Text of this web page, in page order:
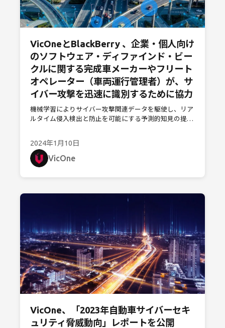
VicOneとBlackBerry 、企業・個人向け
のソフトウェア・ディファインド・ビー
クルに関する完成車メーカーやフリート
オペレーター（車両運行管理者）が、サ
イバー攻撃を迅速に識別するために協力
機械学習によりサイバー攻撃関連データを駆使し、リア
ルタイム侵入検出と防止を可能にする予測的知見の提供
2024年1月10日
VicOne
VicOne、「2023年自動車サイバーセキ
ュリティ脅威動向」レポートを公開